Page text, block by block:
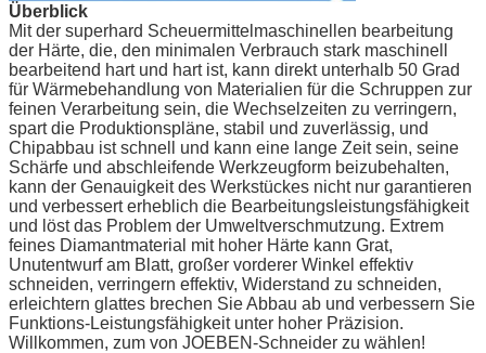
Überblick
Mit der superhard Scheuermittelmaschinellen bearbeitung
der Härte, die, den minimalen Verbrauch stark maschinell
bearbeitend hart und hart ist, kann direkt unterhalb 50 Grad
für Wärmebehandlung von Materialien für die Schruppen zur
feinen Verarbeitung sein, die Wechselzeiten zu verringern,
spart die Produktionspläne, stabil und zuverlässig, und
Chipabbau ist schnell und kann eine lange Zeit sein, seine
Schärfe und abschleifende Werkzeugform beizubehalten,
kann der Genauigkeit des Werkstückes nicht nur garantieren
und verbessert erheblich die Bearbeitungsleistungsfähigkeit
und löst das Problem der Umweltverschmutzung. Extrem
feines Diamantmaterial mit hoher Härte kann Grat,
Unutentwurf am Blatt, großer vorderer Winkel effektiv
schneiden, verringern effektiv, Widerstand zu schneiden,
erleichtern glattes brechen Sie Abbau ab und verbessern Sie
Funktions-Leistungsfähigkeit unter hoher Präzision.
Willkommen, zum von JOEBEN-Schneider zu wählen!